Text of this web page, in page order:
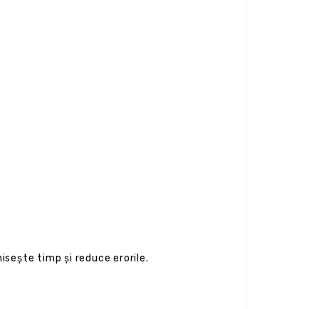
timp și reduce erorile.